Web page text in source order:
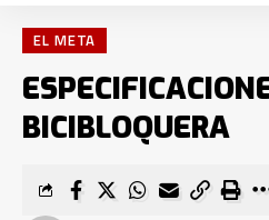
EL META
BICIBLOQUERA